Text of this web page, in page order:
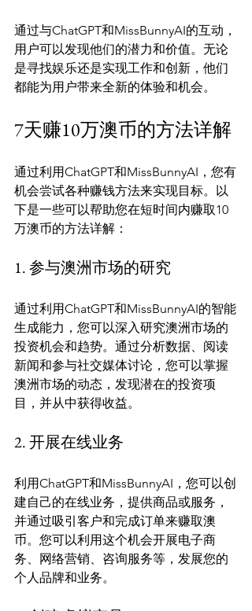
通过与ChatGPT和MissBunnyAI的互动，
用户可以发现他们的潜力和价值。无论
是寻找娱乐还是实现工作和创新，他们
7天赚10万澳币的方法详解
通过利用ChatGPT和MissBunnyAI，您有
机会尝试各种赚钱方法来实现目标。以
下是一些可以帮助您在短时间内赚取10
1. 参与澳洲市场的研究
通过利用ChatGPT和MissBunnyAI的智能
生成能力，您可以深入研究澳洲市场的
投资机会和趋势。通过分析数据、阅读
新闻和参与社交媒体讨论，您可以掌握
澳洲市场的动态，发现潜在的投资项
2. 开展在线业务
利用ChatGPT和MissBunnyAI，您可以创
建自己的在线业务，提供商品或服务，
并通过吸引客户和完成订单来赚取澳
币。您可以利用这个机会开展电子商
务、网络营销、咨询服务等，发展您的